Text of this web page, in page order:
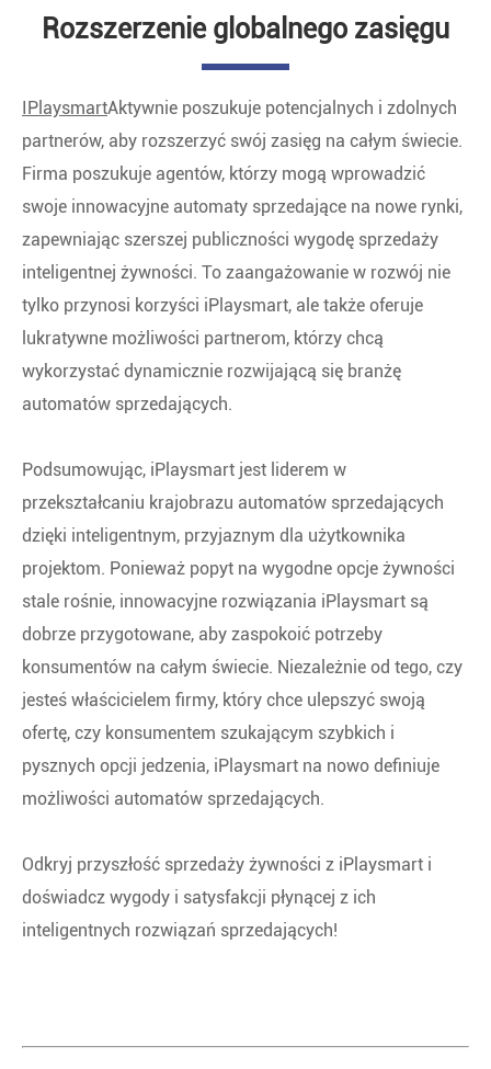
Rozszerzenie globalnego zasięgu
IPlaysmartAktywnie poszukuje potencjalnych i zdolnych
partnerów, aby rozszerzyć swój zasięg na całym świecie.
Firma poszukuje agentów, którzy mogą wprowadzić
swoje innowacyjne automaty sprzedające na nowe rynki,
zapewniając szerszej publiczności wygodę sprzedaży
inteligentnej żywności. To zaangażowanie w rozwój nie
tylko przynosi korzyści iPlaysmart, ale także oferuje
lukratywne możliwości partnerom, którzy chcą
wykorzystać dynamicznie rozwijającą się branżę
automatów sprzedających.
Podsumowując, iPlaysmart jest liderem w
przekształcaniu krajobrazu automatów sprzedających
dzięki inteligentnym, przyjaznym dla użytkownika
projektom. Ponieważ popyt na wygodne opcje żywności
stale rośnie, innowacyjne rozwiązania iPlaysmart są
dobrze przygotowane, aby zaspokoić potrzeby
konsumentów na całym świecie. Niezależnie od tego, czy
jesteś właścicielem firmy, który chce ulepszyć swoją
ofertę, czy konsumentem szukającym szybkich i
pysznych opcji jedzenia, iPlaysmart na nowo definiuje
możliwości automatów sprzedających.
Odkryj przyszłość sprzedaży żywności z iPlaysmart i
doświadcz wygody i satysfakcji płynącej z ich
inteligentnych rozwiązań sprzedających!